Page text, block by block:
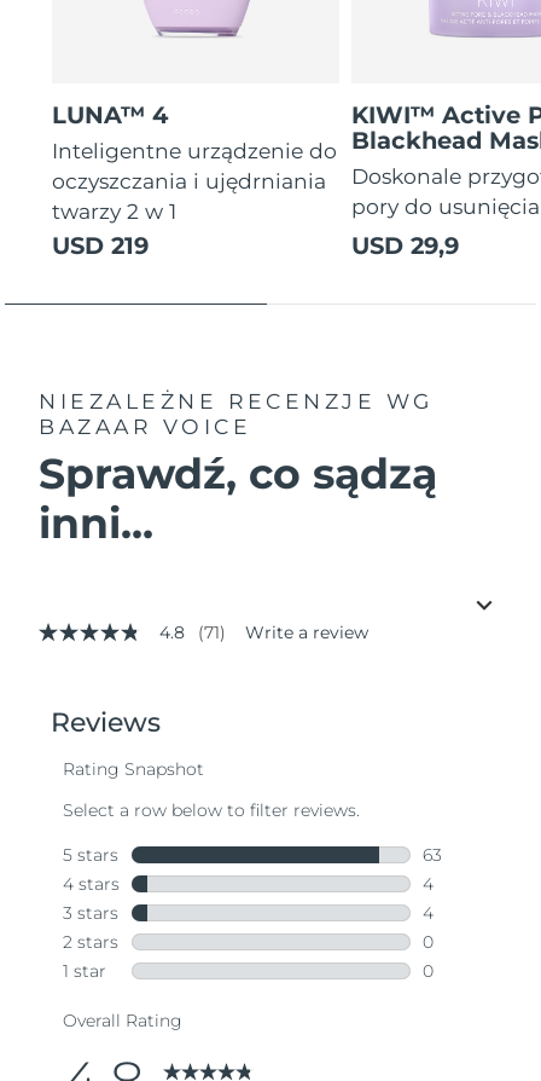
LUNA™ 4
Inteligentne urządzenie do
oczyszczania i ujędrniania
twarzy 2 w 1
USD 219
KIWI™ Active
Blackhead
Doskonale
pory do
USD 29,9
NIEZALEŻNE RECENZJE
WG
BAZAAR VOICE
Sprawdź, co sądzą
inni...
4.8
stars,
average
value.
Same
page
link.
4.8 (71) Write a review